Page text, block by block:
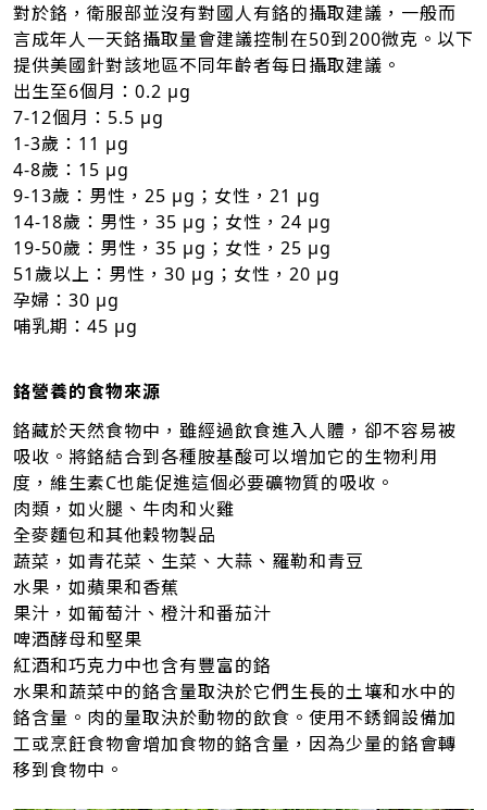
對於鉻，衛服部並沒有對國人有鉻的攝取建議，一般而
言成年人一天鉻攝取量會建議控制在50到200微克。以下
提供美國針對該地區不同年齡者每日攝取建議。
出生至6個月：0.2 μg
7-12個月：5.5 μg
1-3歲：11 μg
4-8歲：15 μg
9-13歲：男性，25 μg；女性，21 μg
14-18歲：男性，35 μg；女性，24 μg
19-50歲：男性，35 μg；女性，25 μg
51歲以上：男性，30 μg；女性，20 μg
孕婦：30 μg
哺乳期：45 μg
鉻營養的食物來源
鉻藏於天然食物中，雖經過飲食進入人體，卻不容易被
吸收。將鉻結合到各種胺基酸可以增加它的生物利用
度，維生素C也能促進這個必要礦物質的吸收。
肉類，如火腿、牛肉和火雞
全麥麵包和其他穀物製品
蔬菜，如青花菜、生菜、大蒜、羅勒和青豆
水果，如蘋果和香蕉
果汁，如葡萄汁、橙汁和番茄汁
啤酒酵母和堅果
紅酒和巧克力中也含有豐富的鉻
水果和蔬菜中的鉻含量取決於它們生長的土壤和水中的
鉻含量。肉的量取決於動物的飲食。使用不銹鋼設備加
工或烹飪食物會增加食物的鉻含量，因為少量的鉻會轉
移到食物中。